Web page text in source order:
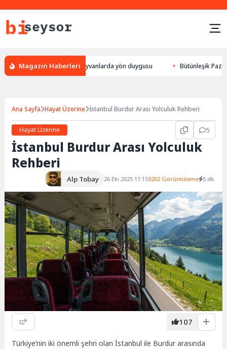
Magazin Haberleri
yön bulması, hayvanlarda yön duygusu Bütünleşik
Ana Sayfa Hayat Üzerine İstanbul Burdur Arası Yolculuk Rehberi
Hayat Üzerine 5
İstanbul Burdur Arası Yolculuk
Rehberi
Alp Tobay 26 Eki 2025 11:159202 Görüntüleme 5 dk.
107
Türkiye’nin iki önemli şehri olan İstanbul ile Burdur arasında